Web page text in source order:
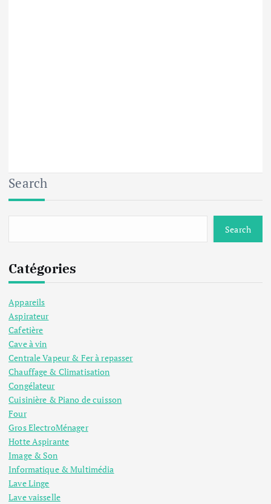
Search
Search
Catégories
Appareils
Aspirateur
Cafetière
Cave à vin
Centrale Vapeur & Fer à repasser
Chauffage & Climatisation
Congélateur
Cuisinière & Piano de cuisson
Four
Gros ElectroMénager
Hotte Aspirante
Image & Son
Informatique & Multimédia
Lave Linge
Lave vaisselle